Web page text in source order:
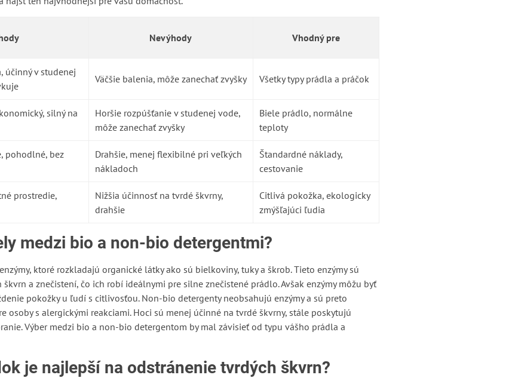
Nevýhody Vhodný pre
účinný v studenej
Väčšie balenia, môže zanechať zvyšky Všetky typy prádla a práčok
silný na
Horšie rozpúšťanie v studenej vode,
môže zanechať zvyšky
Biele prádlo, normálne
teploty
pohodlné, bez
Drahšie, menej flexibilné pri veľkých
nákladoch
Štandardné náklady,
cestovanie
prostredie,
Nižšia účinnosť na tvrdé škvrny,
drahšie
Citlivá pokožka, ekologicky
zmýšľajúci ľudia
medzi bio a non-bio detergentmi?
ktoré rozkladajú organické látky ako sú bielkoviny, tuky a škrob. Tieto enzýmy sú
a znečistení, čo ich robí ideálnymi pre silne znečistené prádlo. Avšak enzýmy môžu byť
pokožky u ľudí s citlivosťou. Non-bio detergenty neobsahujú enzýmy a sú preto
osoby s alergickými reakciami. Hoci sú menej účinné na tvrdé škvrny, stále poskytujú
Výber medzi bio a non-bio detergentom by mal závisieť od typu vášho prádla a
je najlepší na odstránenie tvrdých škvrn?